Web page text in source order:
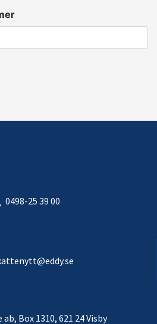
0498-25 39 00
ab, Box 1310, 621 24 Visby